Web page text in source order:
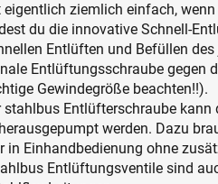
ziemlich einfach,
du die innovative Schnell-
Entlüften und Befüllen
Entlüftungsschraube gegen
Gewindegröße beachten!!).
stahlbus Entlüfterschraube
werden. Dazu
in Einhandbedienung ohne
Entlüftungsventile sind